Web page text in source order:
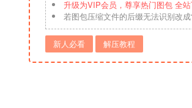
升级为VIP会员，尊享热门图包 全
若图包压缩文件的后缀无法识别改
新人必看 解压教程